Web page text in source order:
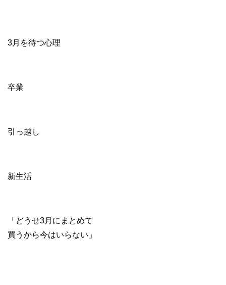
3月を待つ心理
卒業
引っ越し
新生活
「どうせ3月にまとめて
買うから今はいらない」